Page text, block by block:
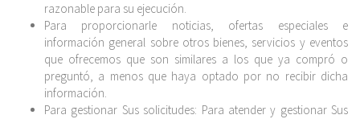
razonable para su ejecución.
Para proporcionarle noticias, ofertas especiales e
información general sobre otros bienes, servicios y eventos
que ofrecemos que son similares a los que ya compró o
preguntó, a menos que haya optado por no recibir dicha
información.
Para gestionar Sus solicitudes: Para atender y gestionar Sus